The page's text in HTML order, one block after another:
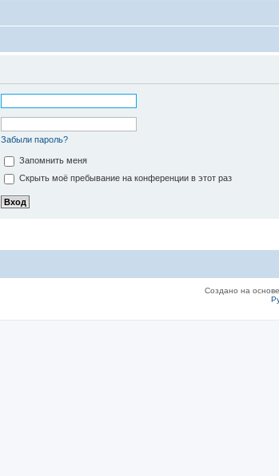
Забыли пароль?
Запомнить меня
Скрыть моё пребывание на конференции в этот раз
Создано на основе